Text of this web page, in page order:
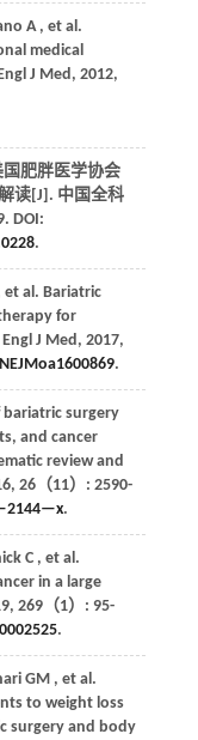
A , et al.
medical
J Med , 2012,
肥胖医学协会
读[J]. 中国全科
DOI:
.
et al. Bariatric
for
J Med , 2017,
.
bariatric surgery
and cancer
review and
, 26（11）: 2590-
.
C , et al.
in a large
, 269（1）: 95-
.
GM , et al.
to weight loss
surgery and body